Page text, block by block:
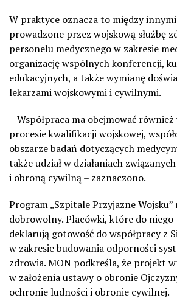
W praktyce oznacza to między
prowadzone przez wojskową służbę
personelu medycznego w zakresie
organizację wspólnych konferencji,
edukacyjnych, a także wymianę
lekarzami wojskowymi i cywilnymi.
– Współpraca ma obejmować
procesie kwalifikacji wojskowej,
obszarze badań dotyczących
także udział w działaniach
i obroną cywilną – zaznaczono.
Program „Szpitale Przyjazne
dobrowolny. Placówki, które do
deklarują gotowość do współpracy z
w zakresie budowania odporności
zdrowia. MON podkreśla, że projekt
w założenia ustawy o obronie
ochronie ludności i obronie cywilnej.